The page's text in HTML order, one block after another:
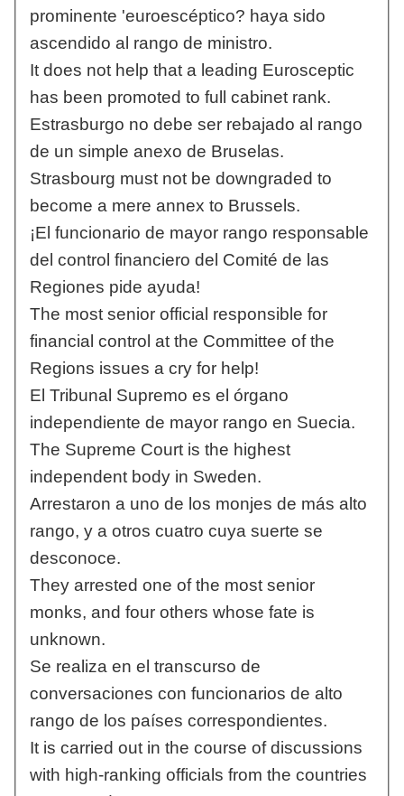
prominente 'euroescéptico? haya sido
ascendido al rango de ministro.
It does not help that a leading Eurosceptic
has been promoted to full cabinet rank.
Estrasburgo no debe ser rebajado al rango
de un simple anexo de Bruselas.
Strasbourg must not be downgraded to
become a mere annex to Brussels.
¡El funcionario de mayor rango responsable
del control financiero del Comité de las
Regiones pide ayuda!
The most senior official responsible for
financial control at the Committee of the
Regions issues a cry for help!
El Tribunal Supremo es el órgano
independiente de mayor rango en Suecia.
The Supreme Court is the highest
independent body in Sweden.
Arrestaron a uno de los monjes de más alto
rango, y a otros cuatro cuya suerte se
desconoce.
They arrested one of the most senior
monks, and four others whose fate is
unknown.
Se realiza en el transcurso de
conversaciones con funcionarios de alto
rango de los países correspondientes.
It is carried out in the course of discussions
with high-ranking officials from the countries